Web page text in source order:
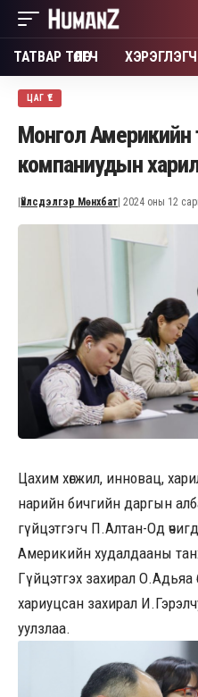
ТАТВАР ТӨЛӨГЧ ХЭРЭГЛЭГЧ
ЦАГ ҮЕ
Монгол Америкийн
компаниудын
Үйлсдэлгэр Мөнхбат | 2024 оны 12
Цахим хөгжил, инновац,
нарийн бичгийн даргын
гүйцэтгэгч П.Алтан-Од
Америкийн худалдааны
Гүйцэтгэх захирал О.Адьяа
хариуцсан захирал
уулзлаа.